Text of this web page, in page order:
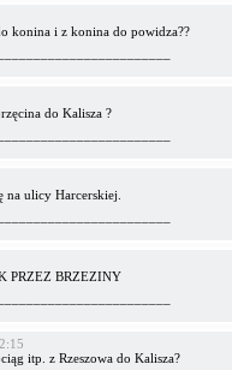
konina i z konina do powidza??
do Kalisza ?
na ulicy Harcerskiej.
PRZEZ BRZEZINY
itp. z Rzeszowa do Kalisza?